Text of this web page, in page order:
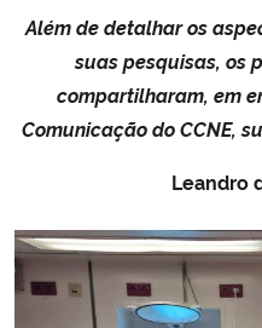
Além de detalhar os
suas pesquisas, os
compartilharam, em
Comunicação do CCNE,
Leandro